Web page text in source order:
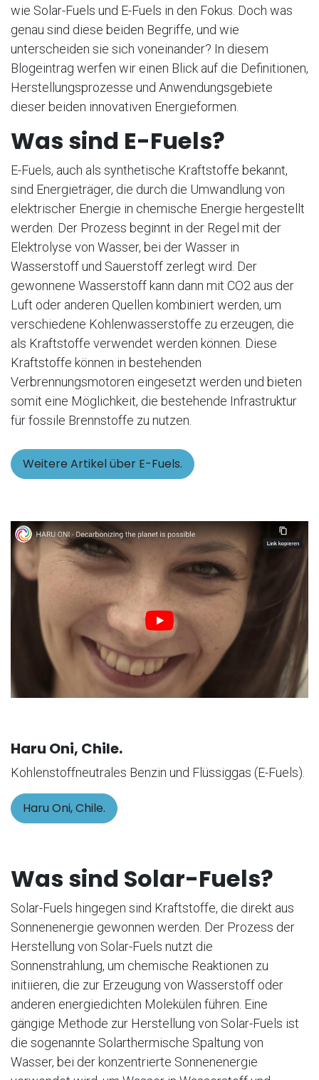
wie Solar-Fuels und E-Fuels in den Fokus. Doch was
genau sind diese beiden Begriffe, und wie
unterscheiden sie sich voneinander? In diesem
Blogeintrag werfen wir einen Blick auf die Definitionen,
Herstellungsprozesse und Anwendungsgebiete
dieser beiden innovativen Energieformen.
Was sind E-Fuels?
E-Fuels, auch als synthetische Kraftstoffe bekannt,
sind Energieträger, die durch die Umwandlung von
elektrischer Energie in chemische Energie hergestellt
werden. Der Prozess beginnt in der Regel mit der
Elektrolyse von Wasser, bei der Wasser in
Wasserstoff und Sauerstoff zerlegt wird. Der
gewonnene Wasserstoff kann dann mit CO2 aus der
Luft oder anderen Quellen kombiniert werden, um
verschiedene Kohlenwasserstoffe zu erzeugen, die
als Kraftstoffe verwendet werden können. Diese
Kraftstoffe können in bestehenden
Verbrennungsmotoren eingesetzt werden und bieten
somit eine Möglichkeit, die bestehende Infrastruktur
für fossile Brennstoffe zu nutzen.
Weitere Artikel über E-Fuels.
Haru Oni, Chile.
Kohlenstoffneutrales Benzin und Flüssiggas (E-Fuels).
Haru Oni, Chile.
Was sind Solar-Fuels?
Solar-Fuels hingegen sind Kraftstoffe, die direkt aus
Sonnenenergie gewonnen werden. Der Prozess der
Herstellung von Solar-Fuels nutzt die
Sonnenstrahlung, um chemische Reaktionen zu
initiieren, die zur Erzeugung von Wasserstoff oder
anderen energiedichten Molekülen führen. Eine
gängige Methode zur Herstellung von Solar-Fuels ist
die sogenannte Solarthermische Spaltung von
Wasser, bei der konzentrierte Sonnenenergie